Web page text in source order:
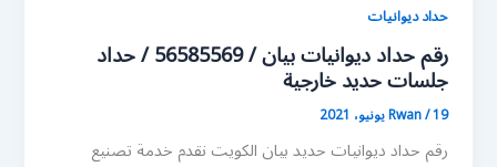
حداد ديوانيات
رقم حداد ديوانيات بيان / 56585569 / حداد
جلسات حديد خارجية
Rwan/19 يونيو، 2021
رقم حداد ديوانيات حديد بيان الكويت نقدم خدمة تصنيع